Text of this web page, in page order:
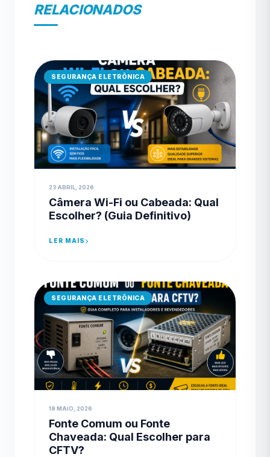
RELACIONADOS
SEGURANÇA ELETRÔNICA
23 ABRIL, 2026
Câmera Wi-Fi ou Cabeada: Qual
Escolher? (Guia Definitivo)
LER MAIS
SEGURANÇA ELETRÔNICA
19 MAIO, 2026
Fonte Comum ou Fonte
Chaveada: Qual Escolher para
CFTV?